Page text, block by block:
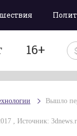
16+
Вышло
, Источник: